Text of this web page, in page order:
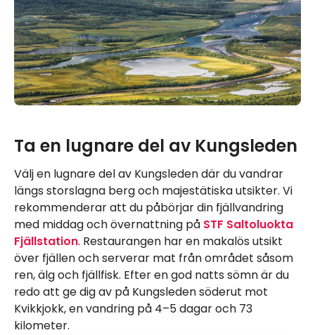
Ta en lugnare del av Kungsleden
Välj en lugnare del av Kungsleden där du vandrar
längs storslagna berg och majestätiska utsikter. Vi
rekommenderar att du påbörjar din fjällvandring
med middag och övernattning på STF Saltoluokta
Fjällstation. Restaurangen har en makalös utsikt
över fjällen och serverar mat från området såsom
ren, älg och fjällfisk. Efter en god natts sömn är du
redo att ge dig av på Kungsleden söderut mot
Kvikkjokk, en vandring på 4–5 dagar och 73
kilometer.